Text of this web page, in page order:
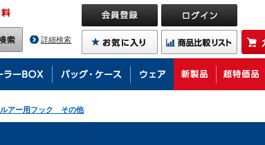
詳細検索
ルアー用フック その他